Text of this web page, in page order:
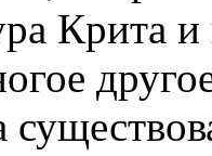
Крита